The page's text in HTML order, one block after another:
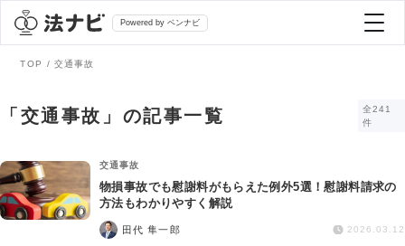
Powered by ベンナビ
全て
法律相談
弁護士を探す
おすすめ弁護士診断
TOP 交通事故
「交通事故」の記事一覧
全241
件
交通事故
物損事故でも慰謝料がもらえた例外5選！慰謝料請求の
方法もわかりやすく解説
田代 隼一郎 2026.03.12